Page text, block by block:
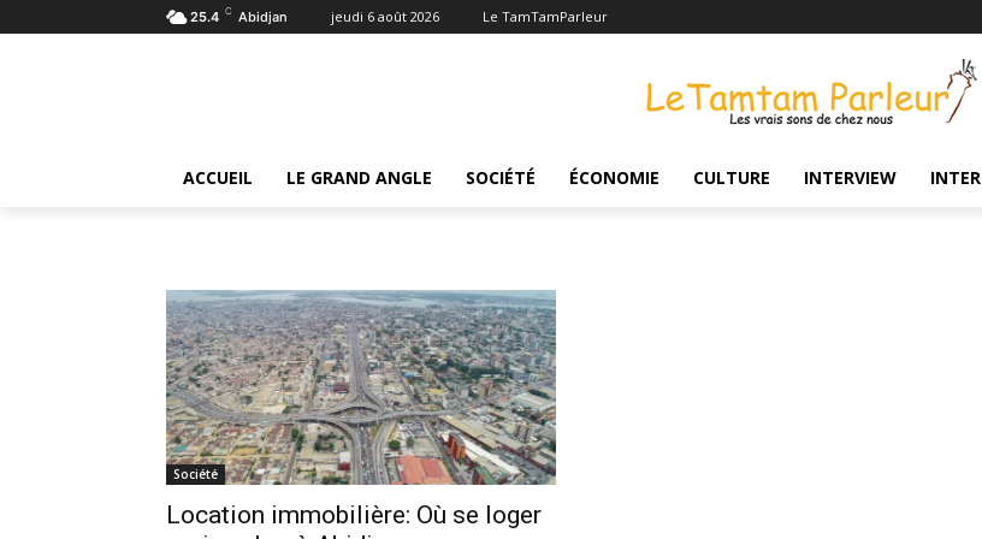
25.4 C Abidjan jeudi 6 août 2026 Le TamTamParleur
ACCUEIL LE GRAND ANGLE SOCIÉTÉ ÉCONOMIE CULTURE INTERVIEW INTER
Tags Location immobilière: Où se loger moins cher à Abidjan
Location immobilière: Où se loger moins cher à
Société
Location immobilière: Où se loger